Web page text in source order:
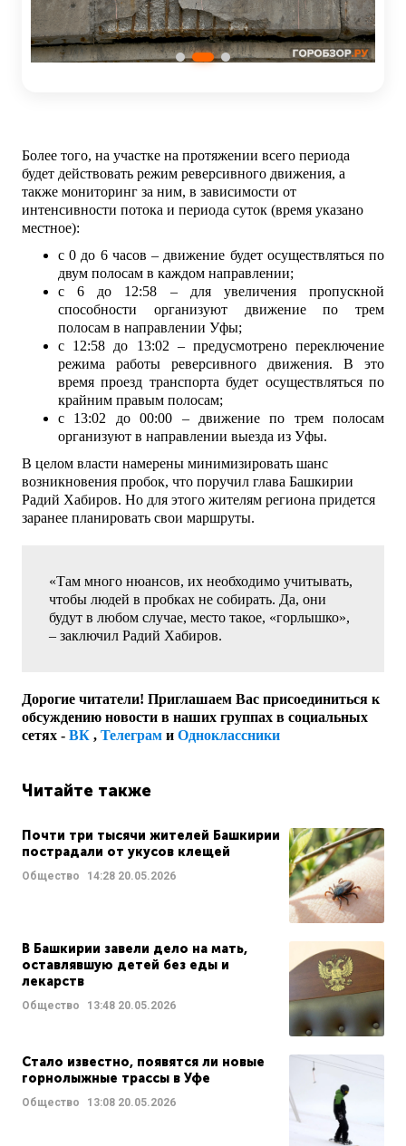
Более того, на участке на протяжении всего периода
будет действовать режим реверсивного движения, а
также мониторинг за ним, в зависимости от
интенсивности потока и периода суток (время указано
местное):
с 0 до 6 часов – движение будет осуществляться по
двум полосам в каждом направлении;
с 6 до 12:58 – для увеличения пропускной
способности организуют движение по трем
полосам в направлении Уфы;
с 12:58 до 13:02 – предусмотрено переключение
режима работы реверсивного движения. В это
время проезд транспорта будет осуществляться по
крайним правым полосам;
с 13:02 до 00:00 – движение по трем полосам
организуют в направлении выезда из Уфы.
В целом власти намерены минимизировать шанс
возникновения пробок, что поручил глава Башкирии
Радий Хабиров. Но для этого жителям региона придется
заранее планировать свои маршруты.
«Там много нюансов, их необходимо учитывать,
чтобы людей в пробках не собирать. Да, они
будут в любом случае, место такое, «горлышко»,
– заключил Радий Хабиров.
Дорогие читатели! Приглашаем Вас присоединиться к
обсуждению новости в наших группах в социальных
сетях - ВК , Телеграм и Одноклассники
Читайте также
Почти три тысячи жителей Башкирии
пострадали от укусов клещей
Общество 14:28 20.05.2026
В Башкирии завели дело на мать,
оставлявшую детей без еды и
лекарств
Общество 13:48 20.05.2026
Стало известно, появятся ли новые
горнолыжные трассы в Уфе
Общество 13:08 20.05.2026